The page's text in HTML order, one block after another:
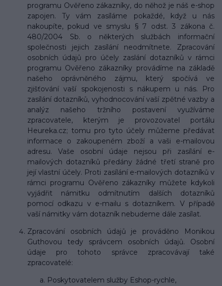
programu Ověřeno zákazníky, do něhož je náš e-shop
zapojen. Ty vám zasíláme pokaždé, když u nás
nakoupíte, pokud ve smyslu § 7 odst. 3 zákona č.
480/2004 Sb. o některých službách informační
společnosti jejich zasílání neodmítnete. Zpracování
osobních údajů pro účely zaslání dotazníků v rámci
programu Ověřeno zákazníky provádíme na základě
našeho oprávněného zájmu, který spočívá ve
zjišťování vaší spokojenosti s nákupem u nás. Pro
zasílání dotazníků, vyhodnocování vaší zpětné vazby a
analýz našeho tržního postavení využíváme
zpracovatele, kterým je provozovatel portálu
Heureka.cz; tomu pro tyto účely můžeme předávat
informace o zakoupeném zboží a vaši e-mailovou
adresu. Vaše osobní údaje nejsou při zasílání e-
mailových dotazníků předány žádné třetí straně pro
její vlastní účely. Proti zasílání e-mailových dotazníků v
rámci programu Ověřeno zákazníky můžete kdykoli
vyjádřit námitku odmítnutím dalších dotazníků
pomocí odkazu v e-mailu s dotazníkem. V případě
vaší námitky vám dotazník nebudeme dále zasílat.
Zpracování osobních údajů je prováděno Monikou
Guthovou tedy správcem osobních údajů. Osobní
údaje pro tohoto správce zpracovávají také
zpracovatelé:
Poskytovatelem služby Eshop-rychle,